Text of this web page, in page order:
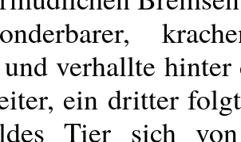
verhallte
ein dritter
Tier sich